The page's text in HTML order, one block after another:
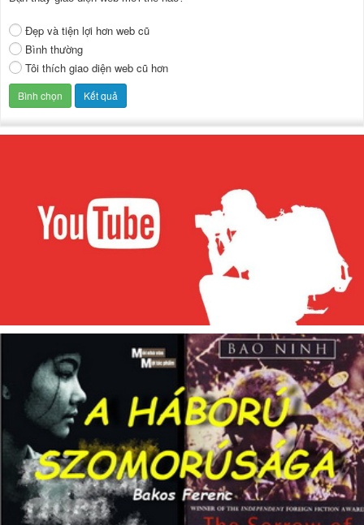
Đẹp và tiện lợi hơn web cũ
Bình thường
Tôi thích giao diện web cũ hơn